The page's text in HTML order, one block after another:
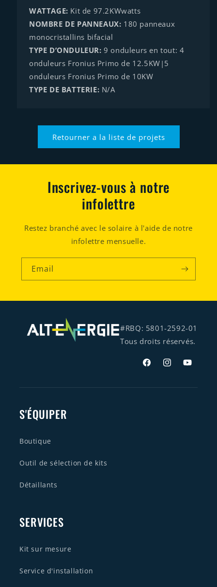
WATTAGE: Kit de 97.2KWwatts
NOMBRE DE PANNEAUX: 180 panneaux
monocristallins bifacial
TYPE D’ONDULEUR:9 onduleurs en tout: 4
onduleurs Fronius Primo de 12.5KW|5
onduleurs Fronius Primo de 10KW
TYPE DE BATTERIE: N/A
Retourner a la liste de projets
Inscrivez-vous à notre
infolettre
Restez branché avec le solaire à l'aide de notre
infolettre mensuelle.
Email
#RBQ: 5801-2592-01
Tous droits réservés.
FacebookInstagramYouTube
S'ÉQUIPER
Boutique
Outil de sélection de kits
Détaillants
SERVICES
Kit sur mesure
Service d'installation